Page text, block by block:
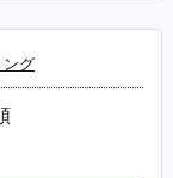
ング